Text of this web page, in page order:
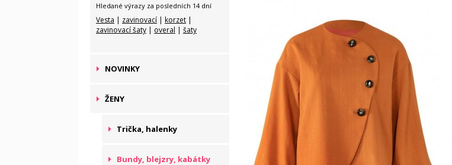
Hledané výrazy za posledních 14 dní
Vesta | zavinovací | korzet |
zavinovací šaty | overal | šaty
NOVINKY
ŽENY
Trička, halenky
Bundy, blejzry, kabátky